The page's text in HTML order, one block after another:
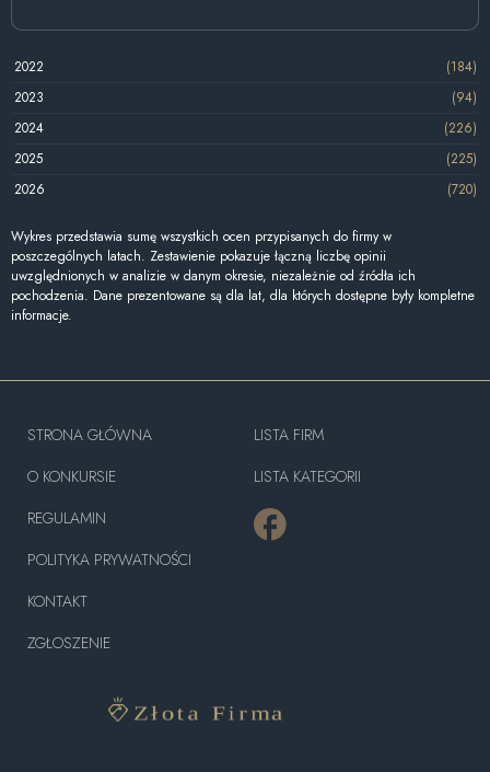
2022
(184)
2023
(94)
2024
(226)
2025
(225)
2026
(720)
Wykres przedstawia sumę wszystkich ocen przypisanych do firmy w
poszczególnych latach. Zestawienie pokazuje łączną liczbę opinii
uwzględnionych w analizie w danym okresie, niezależnie od źródła ich
pochodzenia. Dane prezentowane są dla lat, dla których dostępne były kompletne
informacje.
STRONA GŁÓWNA
O KONKURSIE
REGULAMIN
POLITYKA PRYWATNOŚCI
KONTAKT
ZGŁOSZENIE
LISTA FIRM
LISTA KATEGORII